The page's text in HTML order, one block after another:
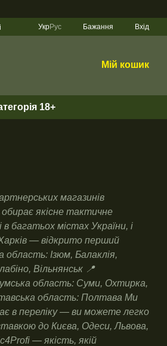
грн
УкрРус Бажання Вхід
Мій кошик
18+
магазинів
якісне тактичне
багатьох містах України, і
— відкрито перший
область: Ізюм, Балаклія,
Вільнянськ 📍
область: Суми, Охтирка,
область: Полтава Ми
в переліку — ви можете легко
до Києва, Одеси, Львова,
— якість, якій